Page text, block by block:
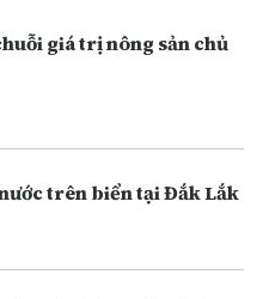
giá trị nông sản chủ
trên biển tại Đắk Lắk